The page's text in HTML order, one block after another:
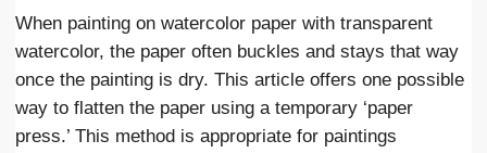
When painting on watercolor paper with transparent
watercolor, the paper often buckles and stays that way
once the painting is dry. This article offers one possible
way to flatten the paper using a temporary ‘paper
press.’ This method is appropriate for paintings